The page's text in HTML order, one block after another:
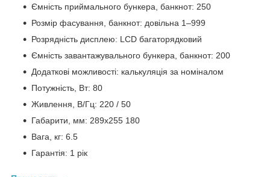
Ємність приймального бункера, банкнот: 250
Розмір фасування, банкнот: довільна 1–999
Розрядність дисплею: LCD багаторядковий
Ємність завантажувального бункера, банкнот: 200
Додаткові можливості: калькуляція за номіналом
Потужність, Вт: 80
Живлення, В/Гц: 220 / 50
Габарити, мм: 289х255 180
Вага, кг: 6.5
Гарантія: 1 рік